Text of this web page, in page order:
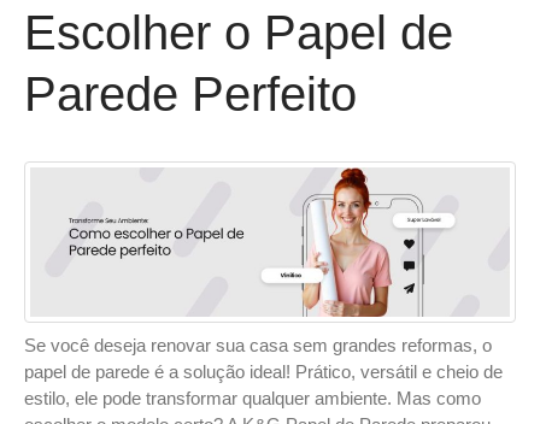
Escolher o Papel de
Parede Perfeito
Se você deseja renovar sua casa sem grandes reformas, o
papel de parede é a solução ideal! Prático, versátil e cheio de
estilo, ele pode transformar qualquer ambiente. Mas como